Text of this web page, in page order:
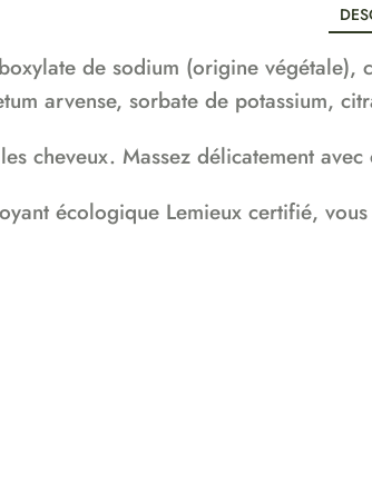
de sodium (origine
arvense, sorbate de potassium,
cheveux. Massez délicatement
écologique Lemieux certifié,